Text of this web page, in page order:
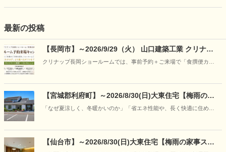
ご提供します。
最新の投稿
【長岡市】～2026/9/29（火） 山口建築工業 クリナッ
プ長岡ショールーム予約来場キャンペーン
クリナップ長岡ショールームでは、事前予約＋ご来場で「食撰便カタ
【宮城郡利府町】～2026/8/30(日)大東住宅【梅雨の特
別企画】30年先も強さと快適さが続く理由を「見て、
「なぜ夏涼しく、冬暖かいのか」「省エネ性能や、長く快適に住める
模型をとおして、分かりやすくご案内いたします。
【仙台市】～2026/8/30(日)大東住宅【梅雨の家事スト